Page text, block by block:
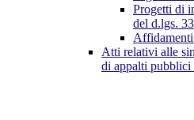
Progetti di
del d.lgs.
Atti relativi alle
di appalti pubblici